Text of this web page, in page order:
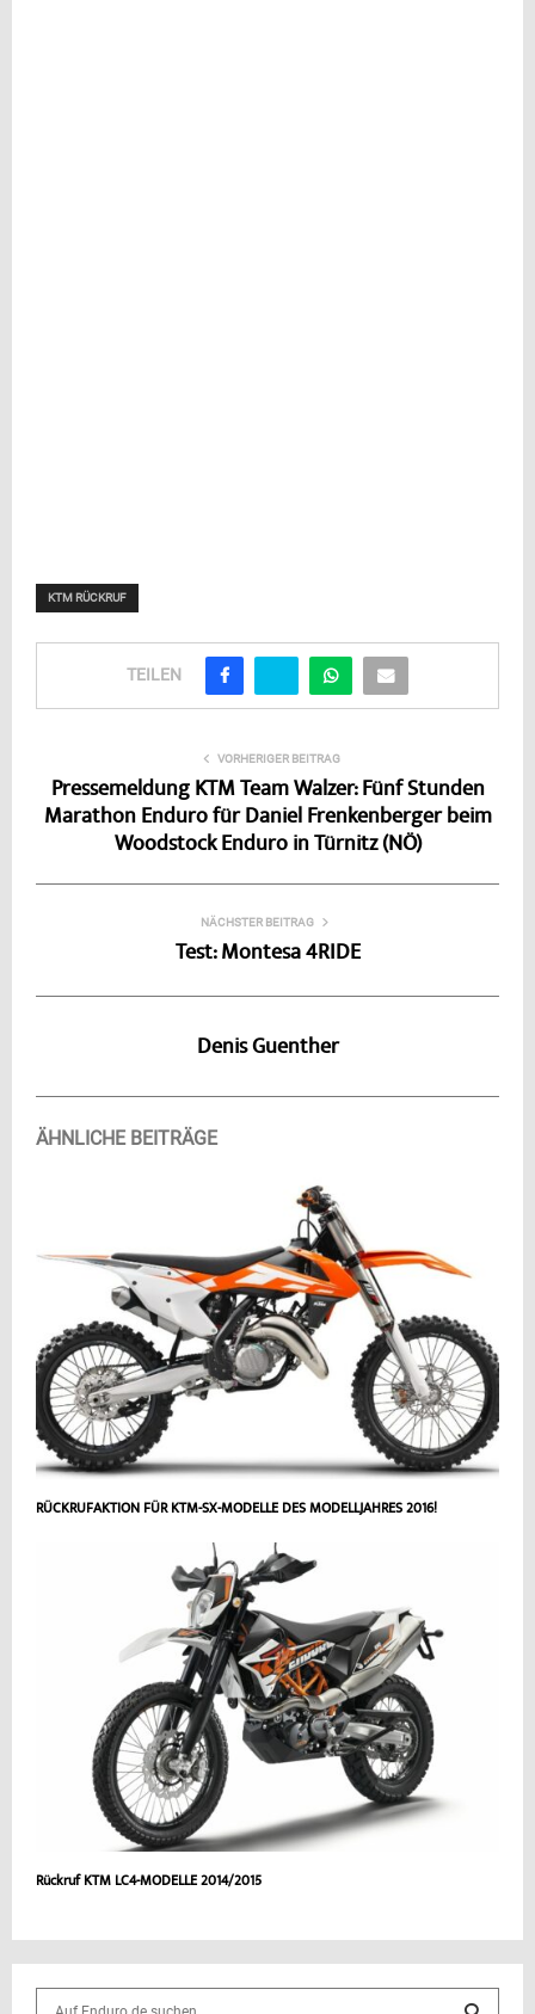
KTM RÜCKRUF
TEILEN
VORHERIGER BEITRAG
Pressemeldung KTM Team Walzer: Fünf Stunden
Marathon Enduro für Daniel Frenkenberger beim
Woodstock Enduro in Türnitz (NÖ)
NÄCHSTER BEITRAG
Test: Montesa 4RIDE
Denis Guenther
ÄHNLICHE BEITRÄGE
RÜCKRUFAKTION FÜR KTM-SX-MODELLE DES MODELLJAHRES 2016!
Rückruf KTM LC4-MODELLE 2014/2015